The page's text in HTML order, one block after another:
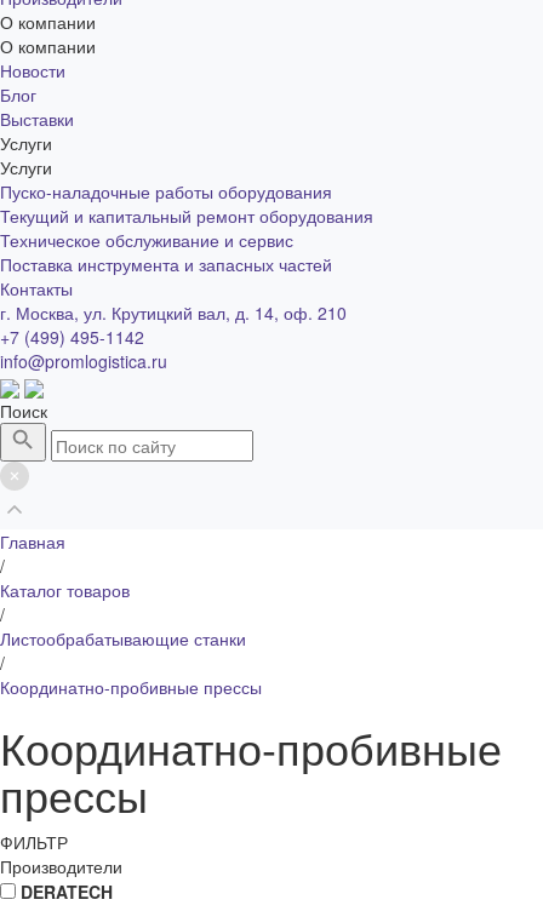
О компании
О компании
Новости
Блог
Выставки
Услуги
Услуги
Пуско-наладочные работы оборудования
Текущий и капитальный ремонт оборудования
Техническое обслуживание и сервис
Поставка инструмента и запасных частей
Контакты
г. Москва, ул. Крутицкий вал, д. 14, оф. 210
+7 (499) 495-1142
info@promlogistica.ru
Поиск
Главная
/
Каталог товаров
/
Листообрабатывающие станки
/
Координатно-пробивные прессы
Координатно-пробивные
прессы
ФИЛЬТР
Производители
DERATECH